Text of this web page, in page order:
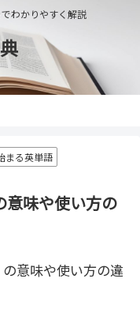
わかりやすく解説
まる英単語
味や使い方の
の意味や使い方の違